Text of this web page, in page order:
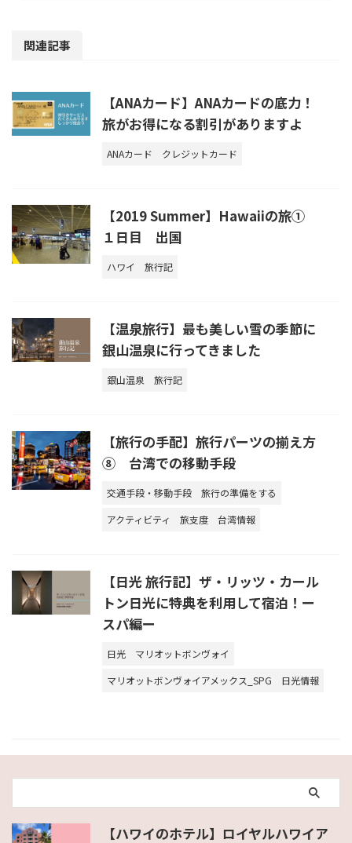
関連記事
【ANAカード】ANAカードの底力！
旅がお得になる割引がありますよ
ANAカード クレジットカード
【2019 Summer】Hawaiiの旅①
１日目 出国
ハワイ 旅行記
【温泉旅行】最も美しい雪の季節に
銀山温泉に行ってきました
銀山温泉 旅行記
【旅行の手配】旅行パーツの揃え方
⑧ 台湾での移動手段
交通手段・移動手段
旅行の準備をする
アクティビティ
旅支度 台湾情報
【日光 旅行記】ザ・リッツ・カール
トン日光に特典を利用して宿泊！ー
スパ編ー
日光
マリオットボンヴォイ
マリオットボンヴォイアメックス_SPG
日光情報
【ハワイのホテル】ロイヤルハワイア